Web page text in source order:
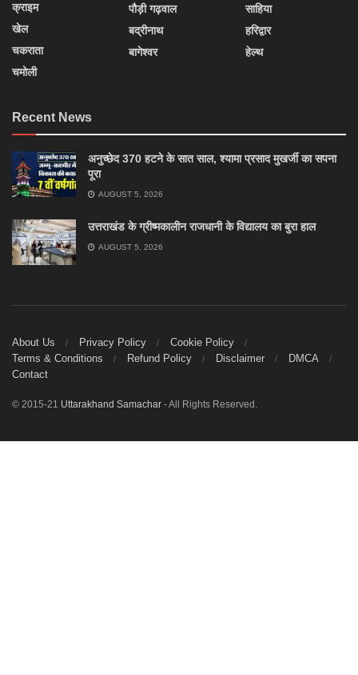
क्राइम
खेल
चकराता
चमोली
पौड़ी गढ़वाल
बद्रीनाथ
बागेश्वर
साहिया
हरिद्वार
हेल्थ
Recent News
अनुच्छेद 370 हटने के सात साल, श्यामा प्रसाद मुखर्जी का सपना
पूरा
AUGUST 5, 2026
उत्तराखंड के ग्रीष्मकालीन राजधानी के विद्यालय का बुरा हाल
AUGUST 5, 2026
About Us Privacy Policy
Cookie Policy
Terms & Conditions
Refund Policy Disclaimer
DMCA
Contact
© 2015-21 Uttarakhand Samachar - All Rights Reserved.